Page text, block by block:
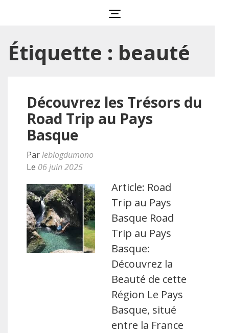
Étiquette : beauté
Découvrez les Trésors du
Road Trip au Pays
Basque
Parleblogdumono
Le 06 juin 2025
Article: Road
Trip au Pays
Basque Road
Trip au Pays
Basque:
Découvrez la
Beauté de cette
Région Le Pays
Basque, situé
entre la France